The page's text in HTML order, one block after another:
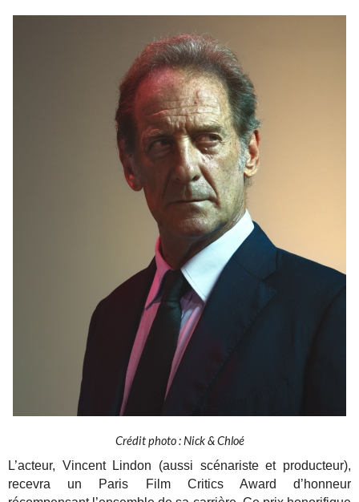
Crédit photo : Nick & Chloé
L’acteur, Vincent Lindon (aussi scénariste et producteur),
recevra un Paris Film Critics Award d’honneur